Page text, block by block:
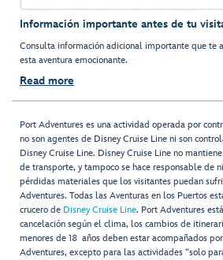
Información importante antes de tu
Consulta información adicional importante que te
esta aventura emocionante.
Read more
Port Adventures es una actividad operada por
no son agentes de Disney Cruise Line ni son
Disney Cruise Line. Disney Cruise Line no
de transporte, y tampoco se hace responsable de
pérdidas materiales que los visitantes puedan
Adventures. Todas las Aventuras en los Puertos
crucero de Disney Cruise Line. Port Adventures
cancelación según el clima, los cambios de
menores de 18 años deben estar acompañados
Adventures, excepto para las actividades “solo